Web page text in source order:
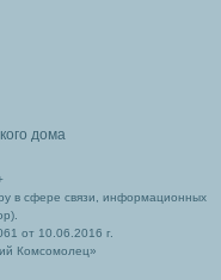
дома
в сфере связи, информационных
от 10.06.2016 г.
Комсомолец»